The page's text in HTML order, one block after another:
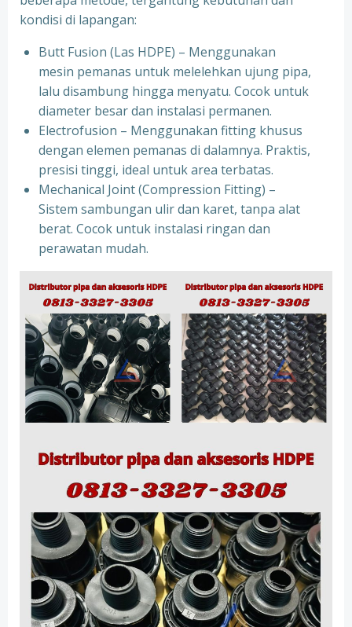
kondisi di lapangan:
Butt Fusion (Las HDPE) – Menggunakan
mesin pemanas untuk melelehkan ujung pipa,
lalu disambung hingga menyatu. Cocok untuk
diameter besar dan instalasi permanen.
Electrofusion – Menggunakan fitting khusus
dengan elemen pemanas di dalamnya. Praktis,
presisi tinggi, ideal untuk area terbatas.
Mechanical Joint (Compression Fitting) –
Sistem sambungan ulir dan karet, tanpa alat
berat. Cocok untuk instalasi ringan dan
perawatan mudah.